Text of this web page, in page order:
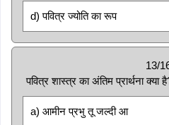
d) पवित्र ज्योति का रूप
13/
पवित्र शास्त्र का अंतिम प्रार्थना क्या
a) आमीन प्रभु तू जल्दी आ